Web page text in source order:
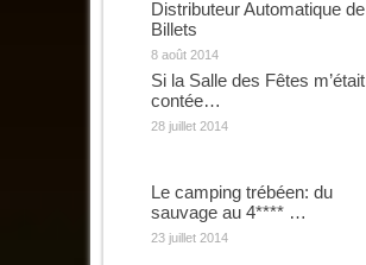
Distributeur Automatique de
Billets
8 août 2014
Si la Salle des Fêtes m’était
contée…
28 juillet 2014
Le camping trébéen: du
sauvage au 4**** …
23 juillet 2014